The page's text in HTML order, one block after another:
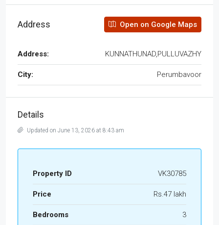
Address Open on Google Maps
Address: KUNNATHUNAD,PULLUVAZHY
City: Perumbavoor
Details
Updated on June 13, 2026 at 8:43 am
Property ID VK30785
Price Rs.47 lakh
Bedrooms 3